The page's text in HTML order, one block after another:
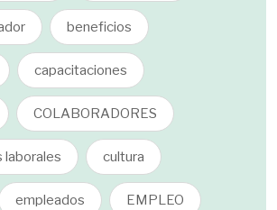
beneficios
capacitaciones
COLABORADORES
laborales cultura
empleados EMPLEO